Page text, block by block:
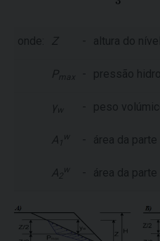
onde: Z - altura do
Pmax - pressão
γ w - peso
A 1
w - área da
A2
w - área da